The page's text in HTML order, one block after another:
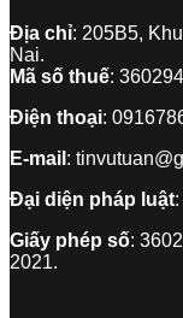
Địa chỉ: 205B5,
Nai.
Mã số thuế:
Điện thoại:
E-mail :
Đại diện pháp luật
Giấy phép số:
2021.